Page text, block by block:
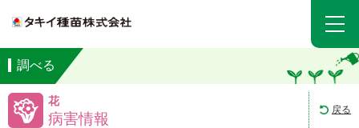
調べる
花
病害情報
戻る